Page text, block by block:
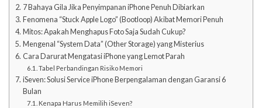
7 Bahaya Gila Jika Penyimpanan iPhone Penuh Dibiarkan
Fenomena “Stuck Apple Logo” (Bootloop) Akibat Memori Penuh
Mitos: Apakah Menghapus Foto Saja Sudah Cukup?
Mengenal “System Data” (Other Storage) yang Misterius
Cara Darurat Mengatasi iPhone yang Lemot Parah
Tabel Perbandingan Risiko Memori
iSeven: Solusi Service iPhone Berpengalaman dengan Garansi 6
Bulan
Kenapa Harus Memilih iSeven?